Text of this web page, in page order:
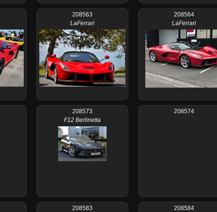
208563
LaFerrari
208564
LaFerrari
208573
F12 Berlinetta
208574
208583
208584